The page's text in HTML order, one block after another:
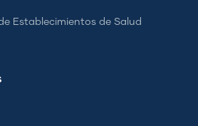
Establecimientos de Salud